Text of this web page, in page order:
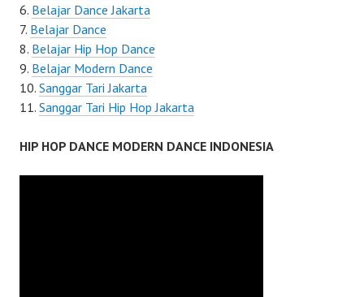
Belajar Dance Jakarta
Belajar Dance
Belajar Hip Hop Dance
Belajar Modern Dance
Sanggar Tari Jakarta
Sanggar Tari Hip Hop Jakarta
HIP HOP DANCE MODERN DANCE INDONESIA